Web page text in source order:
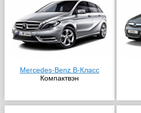
Mercedes-Benz B-Класс
Компактвэн